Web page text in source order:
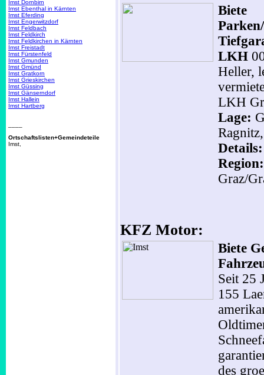
Imst Dornbirn
Imst Ebenthal in Kärnten
Imst Eferding
Imst Engerwitzdorf
Imst Feldbach
Imst Feldkirch
Imst Feldkirchen in Kärnten
Imst Freistadt
Imst Fürstenfeld
Imst Gmunden
Imst Gmünd
Imst Gratkorn
Imst Grieskirchen
Imst Güssing
Imst Gänserndorf
Imst Hallein
Imst Hartberg
Ortschaftslisten+Gemeindeteile
Imst,
Biete
LKH
Heller,
LKH
Lage:
Region:
Graz/
KFZ Motor:
Biete
Seit 25
155
des